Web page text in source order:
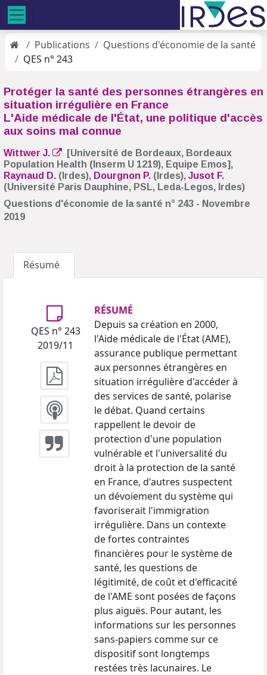
Publications
Questions d'économie de la santé
QES n° 243
Protéger la santé des personnes étrangères en
situation irrégulière en France
L'Aide médicale de l'État, une politique d'accès
aux soins mal connue
Wittwer J.
[Université de Bordeaux, Bordeaux
Population Health (Inserm U 1219), Equipe Emos],
Raynaud D. (Irdes), Dourgnon P. (Irdes), Jusot F.
(Université Paris Dauphine, PSL, Leda-Legos, Irdes)
Questions d'économie de la santé n° 243 - Novembre
2019
Résumé
QES n° 243
2019/11
RÉSUMÉ
Depuis sa création en 2000,
l'Aide médicale de l'État (AME),
assurance publique permettant
aux personnes étrangères en
situation irrégulière d'accéder à
des services de santé, polarise
le débat. Quand certains
rappellent le devoir de
protection d'une population
vulnérable et l'universalité du
droit à la protection de la santé
en France, d'autres suspectent
un dévoiement du système qui
favoriserait l'immigration
irrégulière. Dans un contexte
de fortes contraintes
financières pour le système de
santé, les questions de
légitimité, de coût et d'efficacité
de l'AME sont posées de façons
plus aiguës. Pour autant, les
informations sur les personnes
sans-papiers comme sur ce
dispositif sont longtemps
restées très lacunaires. Le